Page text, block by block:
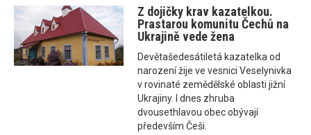
Z dojičky krav kazatelkou.
Prastarou komunitu Čechů na
Ukrajině vede žena
Devětašedesátiletá kazatelka od
narození žije ve vesnici Veselynivka
v rovinaté zemědělské oblasti jižní
Ukrajiny. I dnes zhruba
dvousethlavou obec obývají
především Češi.